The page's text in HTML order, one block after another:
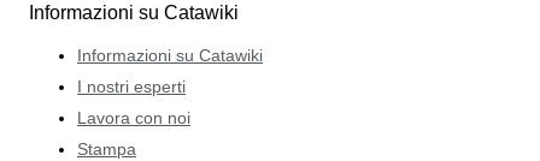
Informazioni su Catawiki
Informazioni su Catawiki
I nostri esperti
Lavora con noi
Stampa